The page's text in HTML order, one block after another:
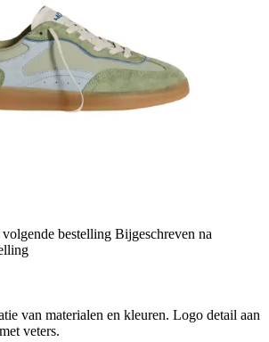
bestelling Bijgeschreven na
van materialen en kleuren. Logo detail aan
veters.